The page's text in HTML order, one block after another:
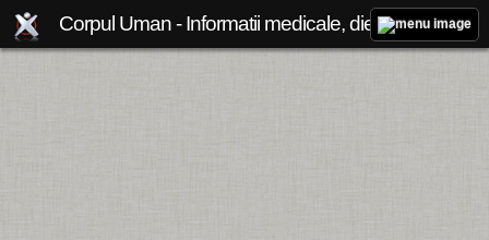
Corpul Uman - Informatii medicale, diete de slabit, boli si afectiuni